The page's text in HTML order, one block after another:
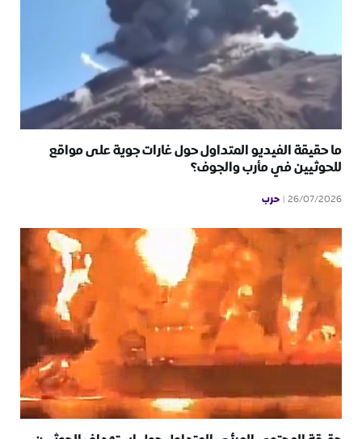
ما حقيقة الفيديو المتداول حول غارات جوية على مواقع
للحوثيين في مأرب والجوف؟
26/07/2026 حرب